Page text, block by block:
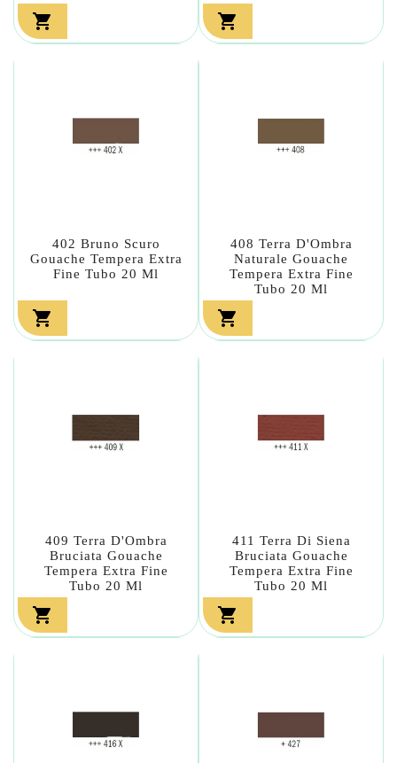
 
402 Bruno Scuro
Gouache Tempera Extra
Fine Tubo 20 Ml

408 Terra D'Ombra
Naturale Gouache
Tempera Extra Fine
Tubo 20 Ml

409 Terra D'Ombra
Bruciata Gouache
Tempera Extra Fine
Tubo 20 Ml

411 Terra Di Siena
Bruciata Gouache
Tempera Extra Fine
Tubo 20 Ml
